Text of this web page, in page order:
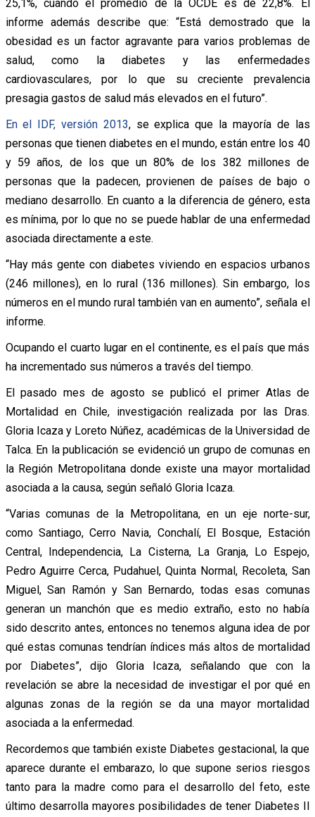
25,1%, cuando el promedio de la OCDE es de 22,8%. El
informe además describe que: “Está demostrado que la
obesidad es un factor agravante para varios problemas de
salud, como la diabetes y las enfermedades
cardiovasculares, por lo que su creciente prevalencia
presagia gastos de salud más elevados en el futuro”.
En el IDF, versión 2013, se explica que la mayoría de las
personas que tienen diabetes en el mundo, están entre los 40
y 59 años, de los que un 80% de los 382 millones de
personas que la padecen, provienen de países de bajo o
mediano desarrollo. En cuanto a la diferencia de género, esta
es mínima, por lo que no se puede hablar de una enfermedad
asociada directamente a este.
“Hay más gente con diabetes viviendo en espacios urbanos
(246 millones), en lo rural (136 millones). Sin embargo, los
números en el mundo rural también van en aumento”, señala el
informe.
Ocupando el cuarto lugar en el continente, es el país que más
ha incrementado sus números a través del tiempo.
El pasado mes de agosto se publicó el primer Atlas de
Mortalidad en Chile, investigación realizada por las Dras.
Gloria Icaza y Loreto Núñez, académicas de la Universidad de
Talca. En la publicación se evidenció un grupo de comunas en
la Región Metropolitana donde existe una mayor mortalidad
asociada a la causa, según señaló Gloria Icaza.
“Varias comunas de la Metropolitana, en un eje norte-sur,
como Santiago, Cerro Navia, Conchalí, El Bosque, Estación
Central, Independencia, La Cisterna, La Granja, Lo Espejo,
Pedro Aguirre Cerca, Pudahuel, Quinta Normal, Recoleta, San
Miguel, San Ramón y San Bernardo, todas esas comunas
generan un manchón que es medio extraño, esto no había
sido descrito antes, entonces no tenemos alguna idea de por
qué estas comunas tendrían índices más altos de mortalidad
por Diabetes”, dijo Gloria Icaza, señalando que con la
revelación se abre la necesidad de investigar el por qué en
algunas zonas de la región se da una mayor mortalidad
asociada a la enfermedad.
Recordemos que también existe Diabetes gestacional, la que
aparece durante el embarazo, lo que supone serios riesgos
tanto para la madre como para el desarrollo del feto, este
último desarrolla mayores posibilidades de tener Diabetes II